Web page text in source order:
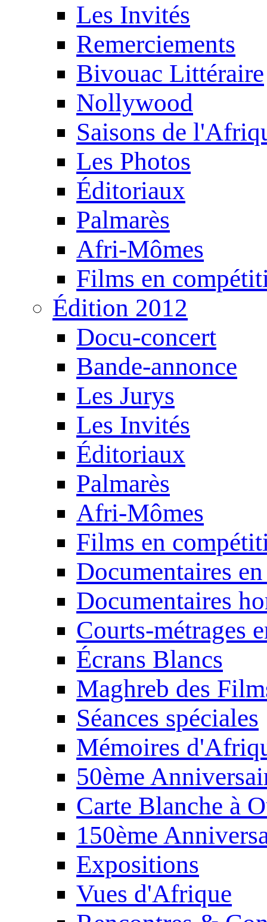
Les Invités
Remerciements
Bivouac Littéraire
Nollywood
Saisons de
Les Photos
Éditoriaux
Palmarès
Afri-Mômes
Films en
Édition 2012
Docu-concert
Bande-annonce
Les Jurys
Les Invités
Éditoriaux
Palmarès
Afri-Mômes
Films en
Documentaires
Documentaires
Courts-métrages
Écrans Blancs
Maghreb des
Séances spéciales
Mémoires
50ème
Carte Blanche à
150ème
Expositions
Vues d'Afrique